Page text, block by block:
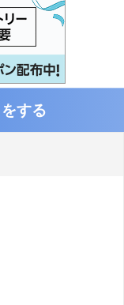
する